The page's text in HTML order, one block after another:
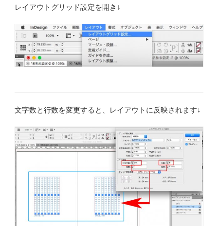
レイアウトグリッド設定を開き↓
文字数と行数を変更すると、レイアウトに反映されます↓